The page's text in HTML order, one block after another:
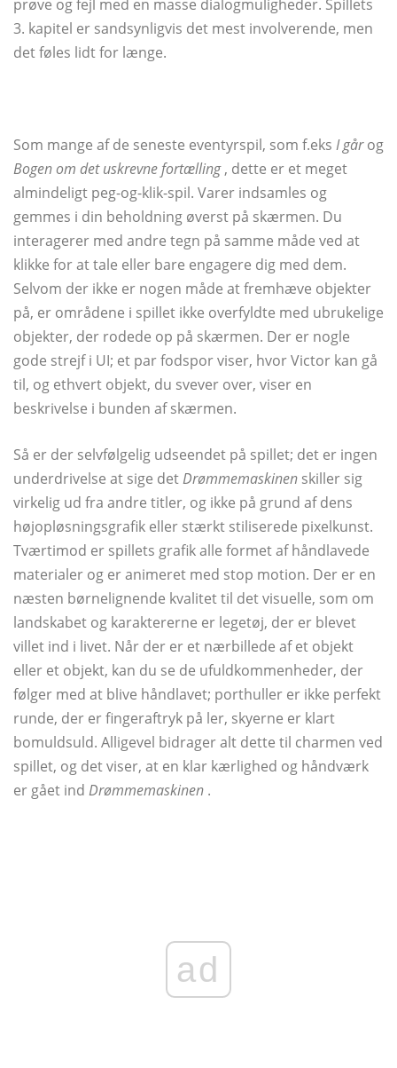
prøve og fejl med en masse dialogmuligheder. Spillets
3. kapitel er sandsynligvis det mest involverende, men
det føles lidt for længe.
Som mange af de seneste eventyrspil, som f.eks I gårog
Bogen om det uskrevne fortælling, dette er et meget
almindeligt peg-og-klik-spil. Varer indsamles og
gemmes i din beholdning øverst på skærmen. Du
interagerer med andre tegn på samme måde ved at
klikke for at tale eller bare engagere dig med dem.
Selvom der ikke er nogen måde at fremhæve objekter
på, er områdene i spillet ikke overfyldte med ubrukelige
objekter, der rodede op på skærmen. Der er nogle
gode strejf i UI; et par fodspor viser, hvor Victor kan gå
til, og ethvert objekt, du svever over, viser en
beskrivelse i bunden af ​​skærmen.
Så er der selvfølgelig udseendet på spillet; det er ingen
underdrivelse at sige detDrømmemaskinen skiller sig
virkelig ud fra andre titler, og ikke på grund af dens
højopløsningsgrafik eller stærkt stiliserede pixelkunst.
Tværtimod er spillets grafik alle formet af håndlavede
materialer og er animeret med stop motion. Der er en
næsten børnelignende kvalitet til det visuelle, som om
landskabet og karaktererne er legetøj, der er blevet
villet ind i livet. Når der er et nærbillede af et objekt
eller et objekt, kan du se de ufuldkommenheder, der
følger med at blive håndlavet; porthuller er ikke perfekt
runde, der er fingeraftryk på ler, skyerne er klart
bomuldsuld. Alligevel bidrager alt dette til charmen ved
spillet, og det viser, at en klar kærlighed og håndværk
er gået ind Drømmemaskinen .
ad